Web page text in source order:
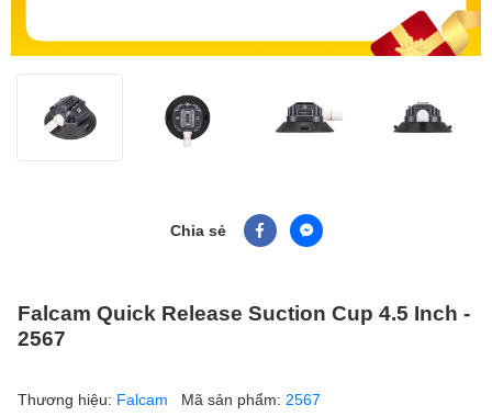
Chia sẻ
Falcam Quick Release Suction Cup 4.5 Inch -
2567
Thương hiệu: Falcam Mã sản phẩm: 2567